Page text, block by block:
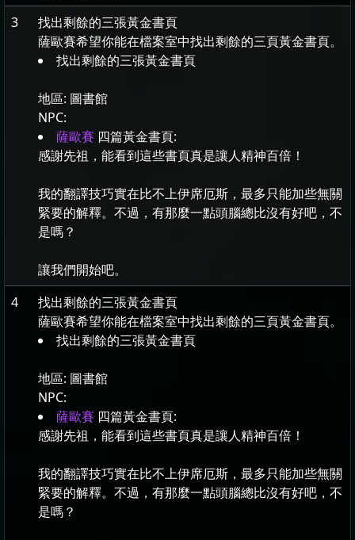
3
找出剩餘的三張黃金書頁
薩歐賽希望你能在檔案室中找出剩餘的三頁黃金書頁。
找出剩餘的三張黃金書頁
地區: 圖書館
NPC:
薩歐賽 四篇黃金書頁:
感謝先祖，能看到這些書頁真是讓人精神百倍！
我的翻譯技巧實在比不上伊席厄斯，最多只能加些無關
緊要的解釋。不過，有那麼一點頭腦總比沒有好吧，不
是嗎？
讓我們開始吧。
4
找出剩餘的三張黃金書頁
薩歐賽希望你能在檔案室中找出剩餘的三頁黃金書頁。
找出剩餘的三張黃金書頁
地區: 圖書館
NPC:
薩歐賽 四篇黃金書頁:
感謝先祖，能看到這些書頁真是讓人精神百倍！
我的翻譯技巧實在比不上伊席厄斯，最多只能加些無關
緊要的解釋。不過，有那麼一點頭腦總比沒有好吧，不
是嗎？